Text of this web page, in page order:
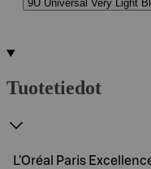
9U Universal Very Light
Tuotetiedot
L'Oréal Paris